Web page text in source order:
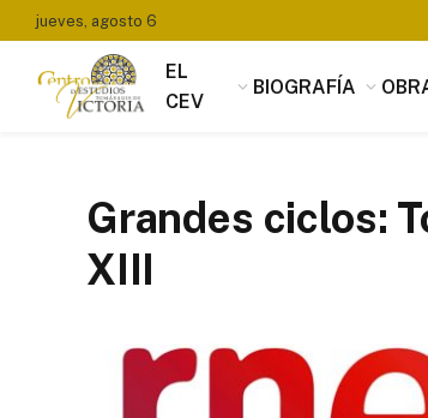
jueves, agosto 6
EL
CEV
BIOGRAFÍA
Grandes ciclos:
XIII